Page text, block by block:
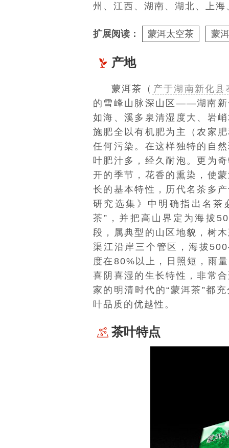
州、江西、湖南、湖北、上
扩展阅读： 蒙洱太空茶 蒙
产地
蒙洱茶（ 产于湖南新化县
的雪峰山脉深山区——湖南
如海、溪多泉清湿度大、岩
施肥全以有机肥为主（农家
任何污染。在这样独特的自
叶肥汁多，经久耐泡。更为
开的季节，花香的熏染，使
长的基本特性，历代名茶多
研究选集》中明确指出名茶
茶”，并把高山界定为海拔
段，属典型的山区地貌，树
渠江沿岸三个管区，海拔
度在80%以上，日照短，雨
喜阴喜湿的生长特性，非常
家的明清时代的“蒙洱茶”都
叶品质的优越性。
茶叶特点